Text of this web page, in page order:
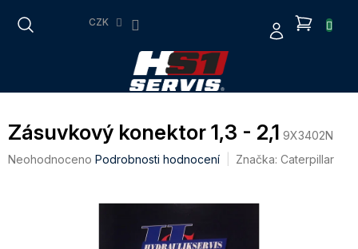
CZK
Zásuvkový konektor 1,3 - 2,1 9X3402N
Průměrné
Neohodnoceno Podrobnosti hodnocení Značka:Caterpillar